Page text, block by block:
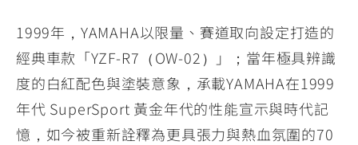
1999年，YAMAHA以限量、賽道取向設定打造的
經典車款「YZF-R7（OW-02）」；當年極具辨識
度的白紅配色與塗裝意象，承載YAMAHA在1999
年代 SuperSport 黃金年代的性能宣示與時代記
憶，如今被重新詮釋為更具張力與熱血氛圍的70